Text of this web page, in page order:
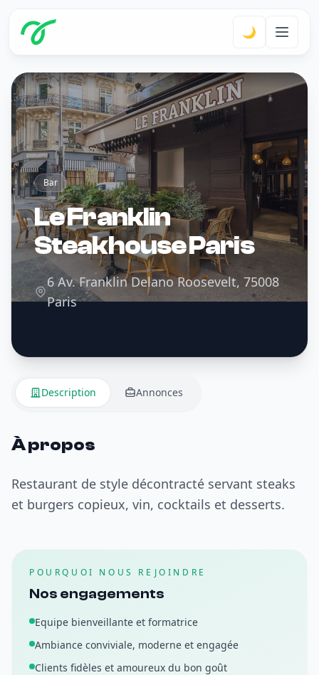
🌙
Bar
Le Franklin
Steakhouse Paris
6 Av. Franklin Delano Roosevelt, 75008
Paris
Description Annonces
À propos
Restaurant de style décontracté servant steaks
et burgers copieux, vin, cocktails et desserts.
POURQUOI NOUS REJOINDRE
Nos engagements
Equipe bienveillante et formatrice
Ambiance conviviale, moderne et engagée
Clients fidèles et amoureux du bon goût